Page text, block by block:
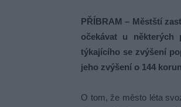
PŘÍBRAM – Městští
očekávat u
týkajícího se zvýšení
jeho zvýšení o 144
O tom, že město léta